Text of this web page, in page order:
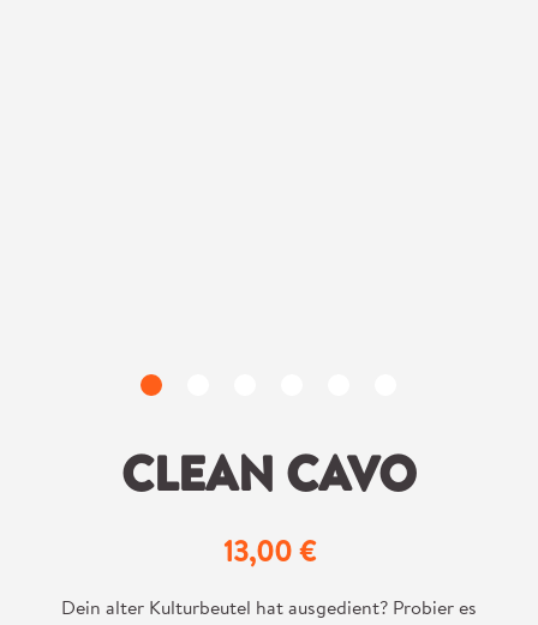
CLEAN CAVO
Regulärer Preis:
13,00 €
Dein alter Kulturbeutel hat ausgedient? Probier es